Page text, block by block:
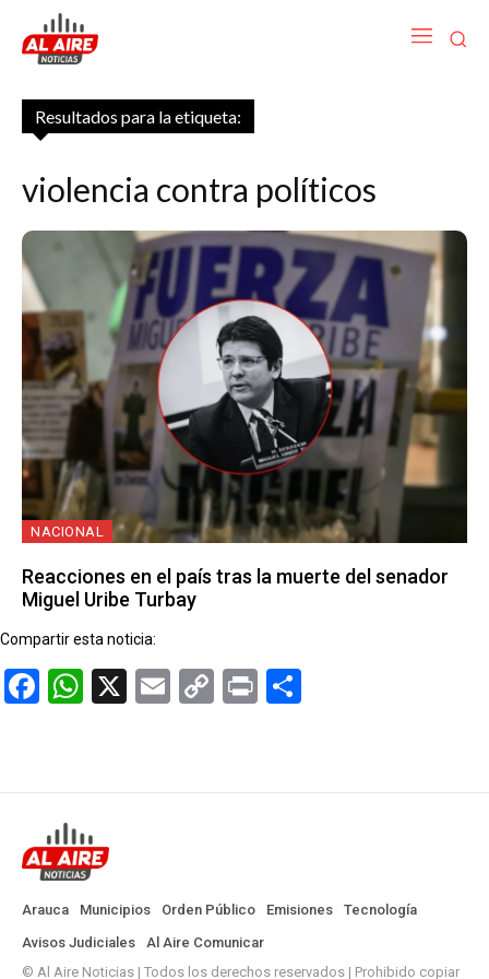
Resultados para la etiqueta:
violencia contra políticos
NACIONAL
Reacciones en el país tras la muerte del senador
Miguel Uribe Turbay
Compartir esta noticia:
Facebook
WhatsApp
X EmailCopy
Print
Arauca Municipios Orden Público Emisiones
Tecnología
Avisos Judiciales
Al Aire Comunicar
© Al Aire Noticias | Todos los derechos reservados | Prohibido copiar